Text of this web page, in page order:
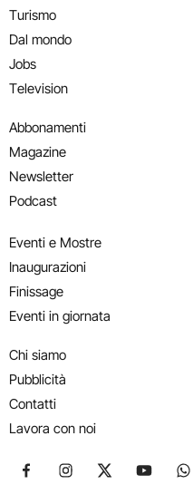
Turismo
Dal mondo
Jobs
Television
Abbonamenti
Magazine
Newsletter
Podcast
Eventi e Mostre
Inaugurazioni
Finissage
Eventi in giornata
Chi siamo
Pubblicità
Contatti
Lavora con noi
Seguici su Facebook
Seguici suSeguici su X
Seguici